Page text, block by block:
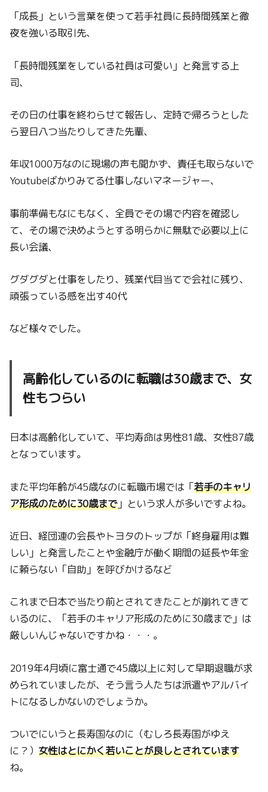
「成長」という言葉を使って若手社員に長時間残業と徹
夜を強いる取引先、
「長時間残業をしている社員は可愛い」と発言する上
司、
その日の仕事を終わらせて報告し、定時で帰ろうとした
ら翌日八つ当たりしてきた先輩、
年収1000万なのに現場の声も聞かず、責任も取らないで
Youtubeばかりみてる仕事しないマネージャー、
事前準備もなにもなく、全員でその場で内容を確認し
て、その場で決めようとする明らかに無駄で必要以上に
長い会議、
グダグダと仕事をしたり、残業代目当てで会社に残り、
頑張っている感を出す40代
など様々でした。
高齢化しているのに転職は30歳まで、女
性もつらい
日本は高齢化していて、平均寿命は男性81歳、女性87歳
となっています。
また平均年齢が45歳なのに転職市場では「若手のキャリ
ア形成のために30歳まで」という求人が多いですよね。
近日、経団連の会長やトヨタのトップが「終身雇用は難
しい」と発言したことや金融庁が働く期間の延長や年金
に頼らない「自助」を呼びかけるなど
これまで日本で当たり前とされてきたことが崩れてきて
いるのに、「若手のキャリア形成のために30歳まで」は
厳しいんじゃないですかね・・・。
2019年4月頃に富士通で45歳以上に対して早期退職が求
められていましたが、そう言う人たちは派遣やアルバイ
トになるしかないのでしょうか。
ついでにいうと長寿国なのに（むしろ長寿国がゆえ
に？）女性はとにかく若いことが良しとされています
ね。